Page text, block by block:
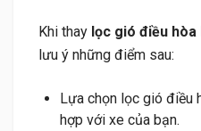
Khi thay lọc gió điều hòa
lưu ý những điểm sau:
Lựa chọn lọc gió điều
hợp với xe của bạn.